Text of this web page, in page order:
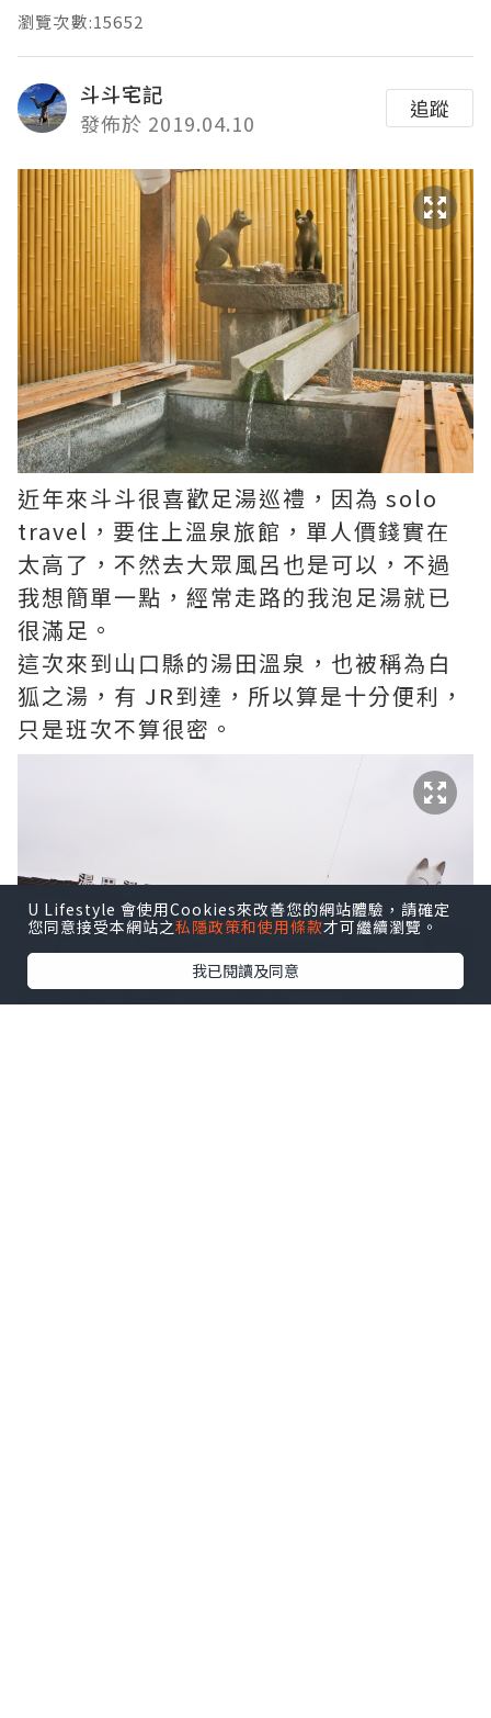
瀏覽次數:15652
斗斗宅記
發佈於 2019.04.10
追蹤
近年來斗斗很喜歡足湯巡禮，因為 solo
travel，要住上溫泉旅館，單人價錢實在
太高了，不然去大眾風呂也是可以，不過
我想簡單一點，經常走路的我泡足湯就已
很滿足。
這次來到山口縣的湯田溫泉，也被稱為白
狐之湯，有 JR到達，所以算是十分便利，
只是班次不算很密。
U Lifestyle 會使用Cookies來改善您的網站體驗，請確定
您同意接受本網站之私隱政策和使用條款才可繼續瀏覽。
我已閱讀及同意